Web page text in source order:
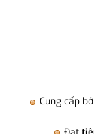
Cung cấp